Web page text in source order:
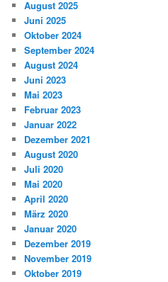
August 2025
Juni 2025
Oktober 2024
September 2024
August 2024
Juni 2023
Mai 2023
Februar 2023
Januar 2022
Dezember 2021
August 2020
Juli 2020
Mai 2020
April 2020
März 2020
Januar 2020
Dezember 2019
November 2019
Oktober 2019